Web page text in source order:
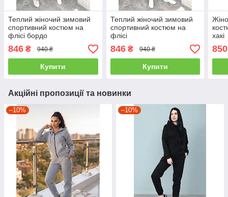
Теплий жіночий зимовий
спортивний костюм на
флісі бордо
846 ₴ 940 ₴
Купити
Теплий жіночий зимовий
спортивний костюм на
флісі
846₴ 940 ₴
Купити
хакі
Акційні пропозиції та новинки
–10% –10%